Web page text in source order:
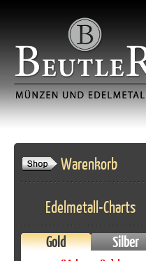
Warenkorb
Edelmetall-Charts
Gold Silber